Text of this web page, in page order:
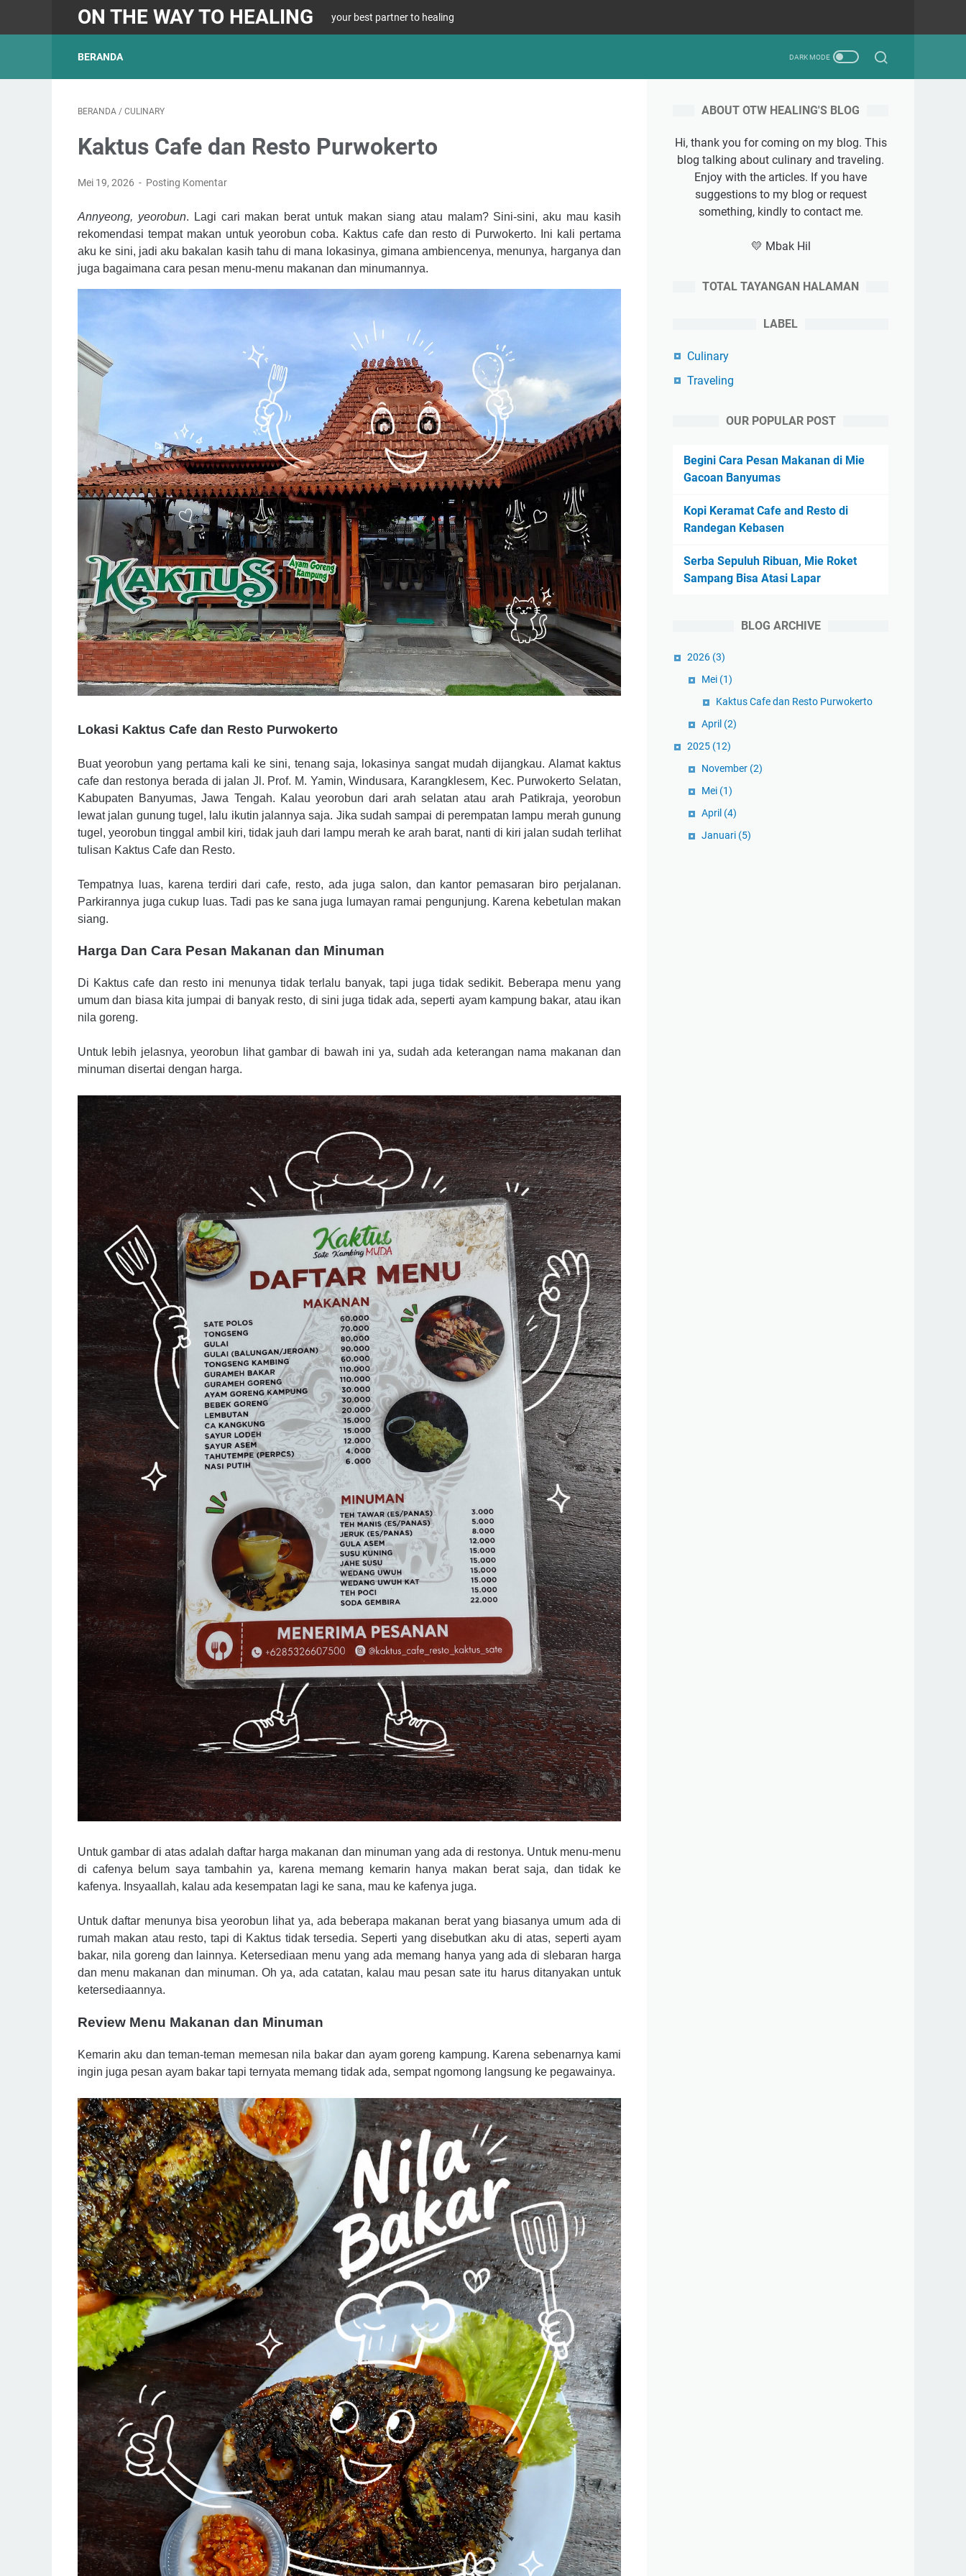
ON THE WAY TO HEALING your best partner to healing
BERANDA
BERANDA / CULINARY
Kaktus Cafe dan Resto Purwokerto
Mei 19, 2026 Posting Komentar
Annyeong, yeorobun. Lagi cari makan berat untuk makan siang atau malam? Sini-sini, aku mau kasih
rekomendasi tempat makan untuk yeorobun coba. Kaktus cafe dan resto di Purwokerto. Ini kali pertama
aku ke sini, jadi aku bakalan kasih tahu di mana lokasinya, gimana ambiencenya, menunya, harganya dan
juga bagaimana cara pesan menu-menu makanan dan minumannya.
Lokasi Kaktus Cafe dan Resto Purwokerto
Buat yeorobun yang pertama kali ke sini, tenang saja, lokasinya sangat mudah dijangkau. Alamat kaktus
cafe dan restonya berada di jalan Jl. Prof. M. Yamin, Windusara, Karangklesem, Kec. Purwokerto Selatan,
Kabupaten Banyumas, Jawa Tengah. Kalau yeorobun dari arah selatan atau arah Patikraja, yeorobun
lewat jalan gunung tugel, lalu ikutin jalannya saja. Jika sudah sampai di perempatan lampu merah gunung
tugel, yeorobun tinggal ambil kiri, tidak jauh dari lampu merah ke arah barat, nanti di kiri jalan sudah terlihat
tulisan Kaktus Cafe dan Resto.
Tempatnya luas, karena terdiri dari cafe, resto, ada juga salon, dan kantor pemasaran biro perjalanan.
Parkirannya juga cukup luas. Tadi pas ke sana juga lumayan ramai pengunjung. Karena kebetulan makan
siang.
Harga Dan Cara Pesan Makanan dan Minuman
Di Kaktus cafe dan resto ini menunya tidak terlalu banyak, tapi juga tidak sedikit. Beberapa menu yang
umum dan biasa kita jumpai di banyak resto, di sini juga tidak ada, seperti ayam kampung bakar, atau ikan
nila goreng.
Untuk lebih jelasnya, yeorobun lihat gambar di bawah ini ya, sudah ada keterangan nama makanan dan
minuman disertai dengan harga.
Untuk gambar di atas adalah daftar harga makanan dan minuman yang ada di restonya. Untuk menu-menu
di cafenya belum saya tambahin ya, karena memang kemarin hanya makan berat saja, dan tidak ke
kafenya. Insyaallah, kalau ada kesempatan lagi ke sana, mau ke kafenya juga.
Untuk daftar menunya bisa yeorobun lihat ya, ada beberapa makanan berat yang biasanya umum ada di
rumah makan atau resto, tapi di Kaktus tidak tersedia. Seperti yang disebutkan aku di atas, seperti ayam
bakar, nila goreng dan lainnya. Ketersediaan menu yang ada memang hanya yang ada di slebaran harga
dan menu makanan dan minuman. Oh ya, ada catatan, kalau mau pesan sate itu harus ditanyakan untuk
ketersediaannya.
Review Menu Makanan dan Minuman
Kemarin aku dan teman-teman memesan nila bakar dan ayam goreng kampung. Karena sebenarnya kami
ingin juga pesan ayam bakar tapi ternyata memang tidak ada, sempat ngomong langsung ke pegawainya.
ABOUT OTW HEALING'S BLOG
Hi, thank you for coming on my blog. This
blog talking about culinary and traveling.
Enjoy with the articles. If you have
suggestions to my blog or request
something, kindly to contact me.
💛 Mbak Hil
TOTAL TAYANGAN HALAMAN
LABEL
Culinary
Traveling
OUR POPULAR POST
Begini Cara Pesan Makanan di Mie
Gacoan Banyumas
Kopi Keramat Cafe and Resto di
Randegan Kebasen
Serba Sepuluh Ribuan, Mie Roket
Sampang Bisa Atasi Lapar
BLOG ARCHIVE
2026 (3)
Mei (1)
Kaktus Cafe dan Resto Purwokerto
April (2)
2025 (12)
November (2)
Mei (1)
April (4)
Januari (5)